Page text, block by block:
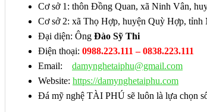
Cơ sở 1: thôn Đồng Quan, xã Ninh Vân,
Cơ sở 2: xã Thọ Hợp, huyện Quỳ Hợp, tỉnh
Đại diện: Ông Đào Sỹ Thi
Điện thoại: 0988.223.111 – 0838.223.111
Email: damynghetaiphu@gmail.com
Website: https://damynghetaiphu.com
Đá mỹ nghệ TÀI PHÚ sẽ luôn là lựa chọn